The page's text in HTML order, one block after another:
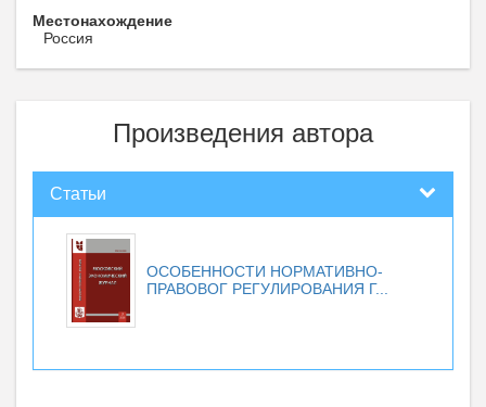
Местонахождение
Россия
Произведения автора
Статьи
ОСОБЕННОСТИ НОРМАТИВНО-
ПРАВОВОГ РЕГУЛИРОВАНИЯ Г...